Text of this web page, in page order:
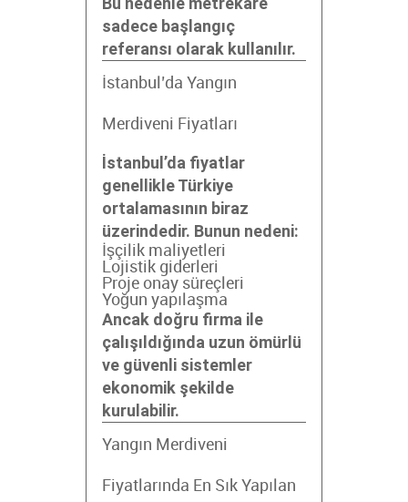
sadece başlangıç
referansı olarak kullanılır.
İstanbul’da Yangın
Merdiveni Fiyatları
İstanbul’da fiyatlar
genellikle Türkiye
ortalamasının biraz
üzerindedir. Bunun nedeni:
İşçilik maliyetleri
Lojistik giderleri
Proje onay süreçleri
Yoğun yapılaşma
Ancak doğru firma ile
çalışıldığında uzun ömürlü
ve güvenli sistemler
ekonomik şekilde
kurulabilir.
Yangın Merdiveni
Fiyatlarında En Sık Yapılan